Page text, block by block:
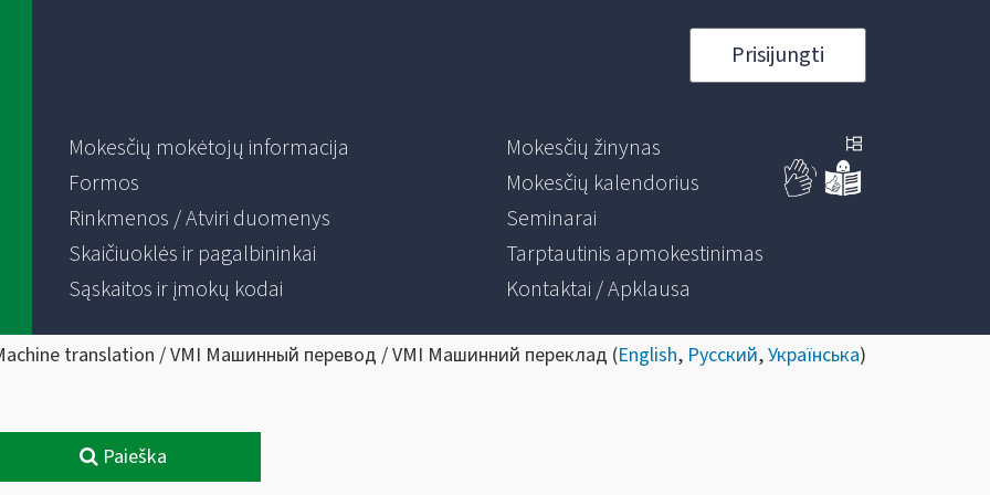
Prisijungti
Mokesčių mokėtojų informacija
Formos
Rinkmenos / Atviri duomenys
Skaičiuoklės ir pagalbininkai
Sąskaitos ir įmokų kodai
Mokesčių žinynas
Mokesčių kalendorius
Seminarai
Tarptautinis apmokestinimas
Kontaktai / Apklausa
translation / VMI Машинный перевод / VMI Машинний переклад (English, Русский,Українська)
Paieška